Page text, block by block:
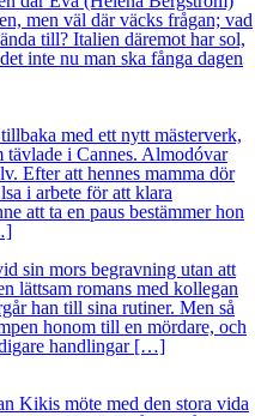
men väl där väcks frågan; vad
till? Italien däremot har sol,
inte nu man ska fånga dagen
med ett nytt mästerverk,
i Cannes. Almodóvar
Efter att hennes mamma dör
i arbete för att klara
att ta en paus bestämmer hon
sin mors begravning utan att
lättsam romans med kollegan
han till sina rutiner. Men så
honom till en mördare, och
handlingar […]
Kikis möte med den stora vida